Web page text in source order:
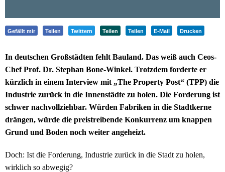
Gefällt mir Teilen Twittern Teilen Teilen E-Mail Drucken
In deutschen Großstädten fehlt Bauland. Das weiß auch Ceos-
Chef Prof. Dr. Stephan Bone-Winkel. Trotzdem forderte er
kürzlich in einem Interview mit „The Property Post“ (TPP) die
Industrie zurück in die Innenstädte zu holen. Die Forderung ist
schwer nachvollziehbar. Würden Fabriken in die Stadtkerne
drängen, würde die preistreibende Konkurrenz um knappen
Grund und Boden noch weiter angeheizt.
Doch: Ist die Forderung, Industrie zurück in die Stadt zu holen,
wirklich so abwegig?